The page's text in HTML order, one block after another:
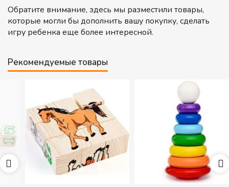
Обратите внимание, здесь мы разместили товары,
которые могли бы дополнить вашу покупку, сделать
игру ребенка еще более интересной.
Рекомендуемые товары